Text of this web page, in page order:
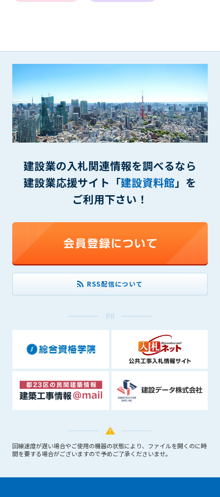
建設業の入札関連情報を調べるなら
建設業応援サイト「建設資料館」を
ご利用下さい！
RSS配信について
PR
回線速度が遅い場合やご使用の機器の状態により、ファイルを開くのに時
間を要する場合がございますので予めご了承くださいませ。
(5) 第三者に不利益を与える行為
(6) 管理者が承認していない営利を目的とした行為
(8) 犯罪的行為に結びつく行為
(9) その他、法律に反する行為
(10) 建設資料館から知り得た情報及びダウンロードした情報
を、営利を目的として第三者に転売し、または転売のため
に第三者に提供すること
管理者は、会員が登録した内容が以下に該当する、またはその
恐れのあるものは、会員の承諾なく削除できるものとします。
(1) 登録されている情報が、第6条の定める禁止事項に該当する
と管理者が、判断した場合
(2) 建設資料館の運営および保守管理上、必要と判断した場合
(4) その他、管理者が不適当と判断した場合
第8条（サービスの変更・中止等）
管理者は、会員の承諾なく、本サービス内容の変更(新規追加、
廃止を含み)し、本サービスの運営を中止または廃止することが
できるものとします。これに起因する会員または他の第三者が
被った損害について管理者は､一切の責任をも負わないものと
第9条（会員の個人情報）
会員の氏名、住所、性別、年齢、メールアドレスその他本サー
ビスの提供に関連して管理者が知り得た会員の個人情報（以下
個人情報といいます）について、管理者は、以下の各号に該当
する場合を除き、第三者に開示または提供しないものとしま
(1) 会員が、自己の個人情報の開示に事前に同意している場合
(2) 個々の会員を特定できない統計的な処理をした形式で第三
者に提供する場合
に必要であると管理者が判断した場合
(4) 法令等により開示を求められた場合
管理者は、会員が登録した内容が以下に該当する、またはその